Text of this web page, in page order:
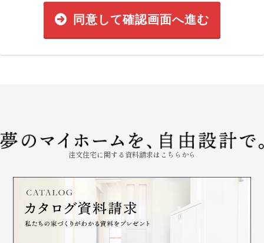
同意して確認画面へ進む
注文住宅に関する資料請求はこちらから